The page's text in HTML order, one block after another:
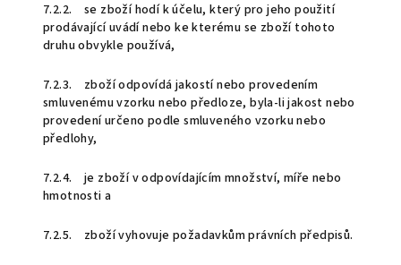
7.2.2. se zboží hodí k účelu, který pro jeho použití
prodávající uvádí nebo ke kterému se zboží tohoto
druhu obvykle používá,
7.2.3. zboží odpovídá jakostí nebo provedením
smluvenému vzorku nebo předloze, byla-li jakost nebo
provedení určeno podle smluveného vzorku nebo
předlohy,
7.2.4. je zboží v odpovídajícím množství, míře nebo
hmotnosti a
7.2.5. zboží vyhovuje požadavkům právních předpisů.